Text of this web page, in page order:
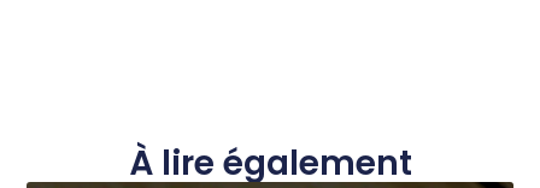
À lire également